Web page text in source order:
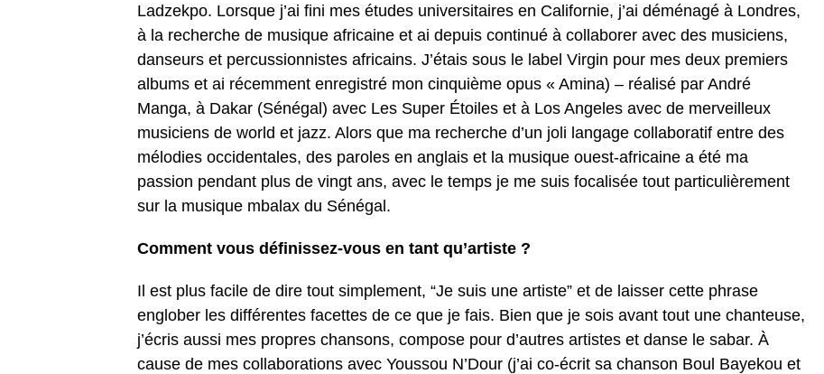
Ladzekpo. Lorsque j’ai fini mes études universitaires en Californie, j’ai déménagé à Londres,
à la recherche de musique africaine et ai depuis continué à collaborer avec des musiciens,
danseurs et percussionnistes africains. J’étais sous le label Virgin pour mes deux premiers
albums et ai récemment enregistré mon cinquième opus « Amina) – réalisé par André
Manga, à Dakar (Sénégal) avec Les Super Étoiles et à Los Angeles avec de merveilleux
musiciens de world et jazz. Alors que ma recherche d’un joli langage collaboratif entre des
mélodies occidentales, des paroles en anglais et la musique ouest-africaine a été ma
passion pendant plus de vingt ans, avec le temps je me suis focalisée tout particulièrement
sur la musique mbalax du Sénégal.
Comment vous définissez-vous en tant qu’artiste ?
Il est plus facile de dire tout simplement, “Je suis une artiste” et de laisser cette phrase
englober les différentes facettes de ce que je fais. Bien que je sois avant tout une chanteuse,
j’écris aussi mes propres chansons, compose pour d’autres artistes et danse le sabar. À
cause de mes collaborations avec Youssou N’Dour (j’ai co-écrit sa chanson Boul Bayekou et